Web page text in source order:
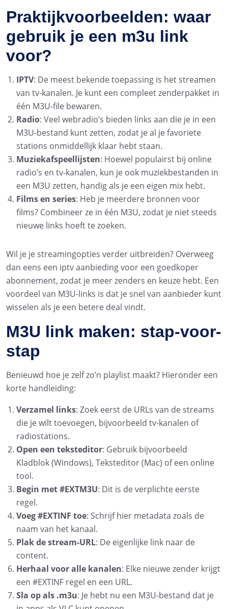
Praktijkvoorbeelden: waar
gebruik je een m3u link
voor?
IPTV: De meest bekende toepassing is het streamen
van tv-kanalen. Je kunt een compleet zenderpakket in
één M3U-file bewaren.
Radio: Veel webradio’s bieden links aan die je in een
M3U-bestand kunt zetten, zodat je al je favoriete
stations onmiddellijk klaar hebt staan.
Muziekafspeellijsten: Hoewel populairst bij online
radio’s en tv-kanalen, kun je ook muziekbestanden in
een M3U zetten, handig als je een eigen mix hebt.
Films en series: Heb je meerdere bronnen voor
films? Combineer ze in één M3U, zodat je niet steeds
nieuwe links hoeft te zoeken.
Wil je je streamingopties verder uitbreiden? Overweeg
dan eens een iptv aanbieding voor een goedkoper
abonnement, zodat je meer zenders en keuze hebt. Een
voordeel van M3U-links is dat je snel van aanbieder kunt
wisselen als je een betere deal vindt.
M3U link maken: stap-voor-
stap
Benieuwd hoe je zelf zo’n playlist maakt? Hieronder een
korte handleiding:
Verzamel links: Zoek eerst de URLs van de streams
die je wilt toevoegen, bijvoorbeeld tv-kanalen of
radiostations.
Open een teksteditor: Gebruik bijvoorbeeld
Kladblok (Windows), Teksteditor (Mac) of een online
tool.
Begin met #EXTM3U: Dit is de verplichte eerste
regel.
Voeg #EXTINF toe: Schrijf hier metadata zoals de
naam van het kanaal.
Plak de stream-URL: De eigenlijke link naar de
content.
Herhaal voor alle kanalen: Elke nieuwe zender krijgt
een #EXTINF regel en een URL.
Sla op als .m3u: Je hebt nu een M3U-bestand dat je